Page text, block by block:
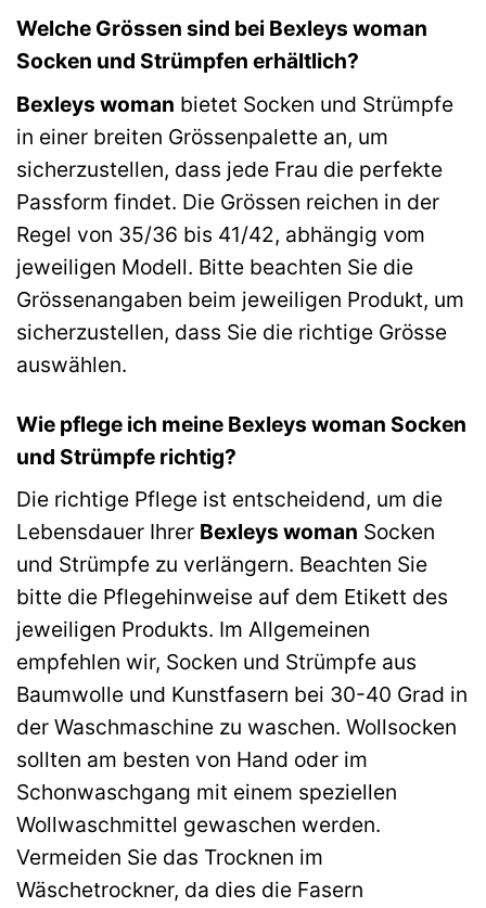
Welche Grössen sind bei Bexleys woman
Socken und Strümpfen erhältlich?
Bexleys woman bietet Socken und Strümpfe
in einer breiten Grössenpalette an, um
sicherzustellen, dass jede Frau die perfekte
Passform findet. Die Grössen reichen in der
Regel von 35/36 bis 41/42, abhängig vom
jeweiligen Modell. Bitte beachten Sie die
Grössenangaben beim jeweiligen Produkt, um
sicherzustellen, dass Sie die richtige Grösse
auswählen.
Wie pflege ich meine Bexleys woman Socken
und Strümpfe richtig?
Die richtige Pflege ist entscheidend, um die
Lebensdauer Ihrer Bexleys woman Socken
und Strümpfe zu verlängern. Beachten Sie
bitte die Pflegehinweise auf dem Etikett des
jeweiligen Produkts. Im Allgemeinen
empfehlen wir, Socken und Strümpfe aus
Baumwolle und Kunstfasern bei 30-40 Grad in
der Waschmaschine zu waschen. Wollsocken
sollten am besten von Hand oder im
Schonwaschgang mit einem speziellen
Wollwaschmittel gewaschen werden.
Vermeiden Sie das Trocknen im
Wäschetrockner, da dies die Fasern